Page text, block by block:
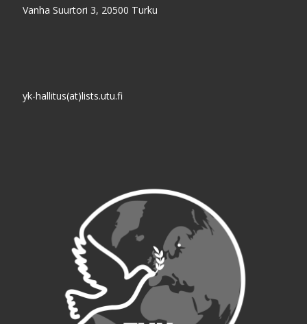
Vanha Suurtori 3, 20500 Turku
yk-hallitus(at)lists.utu.fi